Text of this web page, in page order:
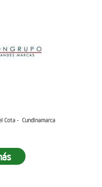
Cota - Cundinamarca